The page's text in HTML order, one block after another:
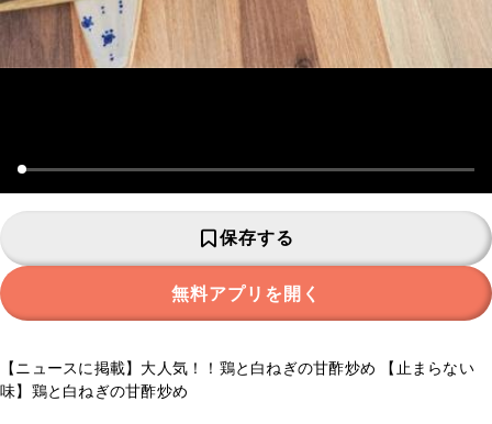
保存する
無料アプリを開く
【ニュースに掲載】大人気！！鶏と白ねぎの甘酢炒め 【止まらない
味】鶏と白ねぎの甘酢炒め